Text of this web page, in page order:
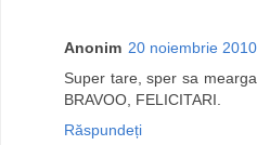
Anonim 20 noiembrie
Super tare, sper sa
BRAVOO, FELICITARI.
Răspundeți